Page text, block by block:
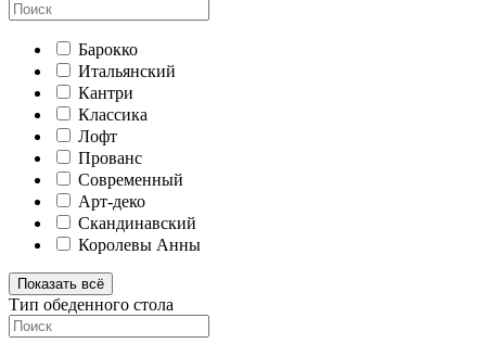
Барокко
Итальянский
Кантри
Классика
Лофт
Прованс
Современный
Арт-деко
Скандинавский
Королевы Анны
Показать всё
Тип обеденного стола